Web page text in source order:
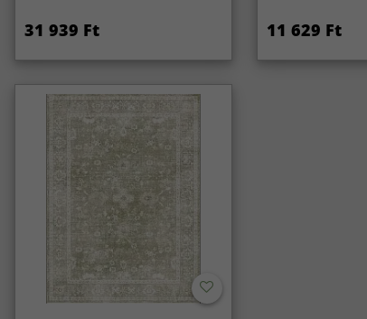
31 939 Ft 11 629 Ft